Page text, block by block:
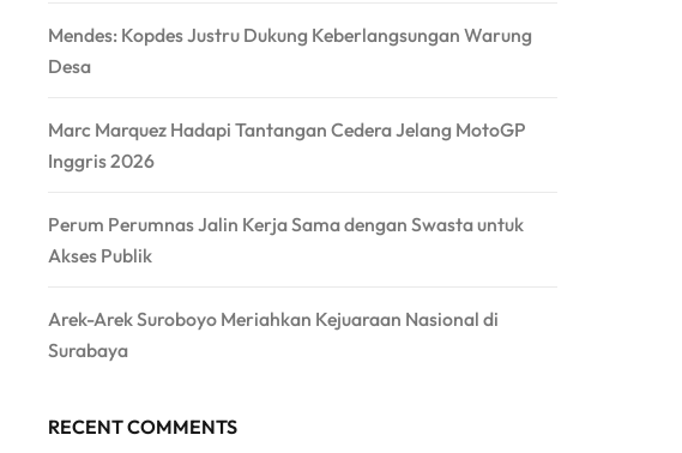
Mendes: Kopdes Justru Dukung Keberlangsungan Warung
Desa
Marc Marquez Hadapi Tantangan Cedera Jelang MotoGP
Inggris 2026
Perum Perumnas Jalin Kerja Sama dengan Swasta untuk
Akses Publik
Arek-Arek Suroboyo Meriahkan Kejuaraan Nasional di
Surabaya
RECENT COMMENTS